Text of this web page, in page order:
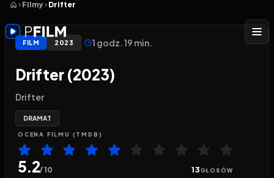
Filmy Drifter
FILM 2023 1 godz. 19 min.
Drifter (2023)
Drifter
DRAMAT
OCENA FILMU (TMDB)
5.2/ 10 13GŁOSÓW